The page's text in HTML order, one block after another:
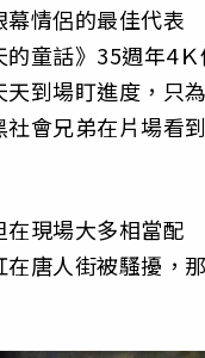
情侶的最佳代表
童話》35週年4
到場盯進度，只
會兄弟在片場看
現場大多相當配
唐人街被騷擾，